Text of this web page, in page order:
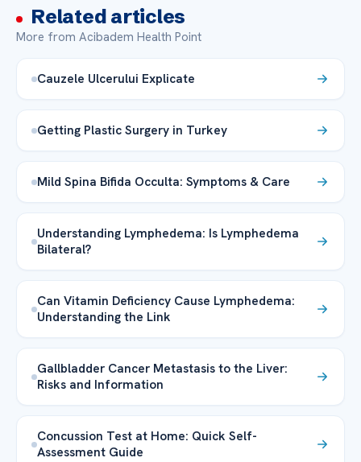
Related articles
More from Acibadem Health Point
Cauzele Ulcerului Explicate
Getting Plastic Surgery in Turkey
Mild Spina Bifida Occulta: Symptoms & Care
Understanding Lymphedema: Is Lymphedema
Bilateral?
Can Vitamin Deficiency Cause Lymphedema:
Understanding the Link
Gallbladder Cancer Metastasis to the Liver:
Risks and Information
Concussion Test at Home: Quick Self-
Assessment Guide